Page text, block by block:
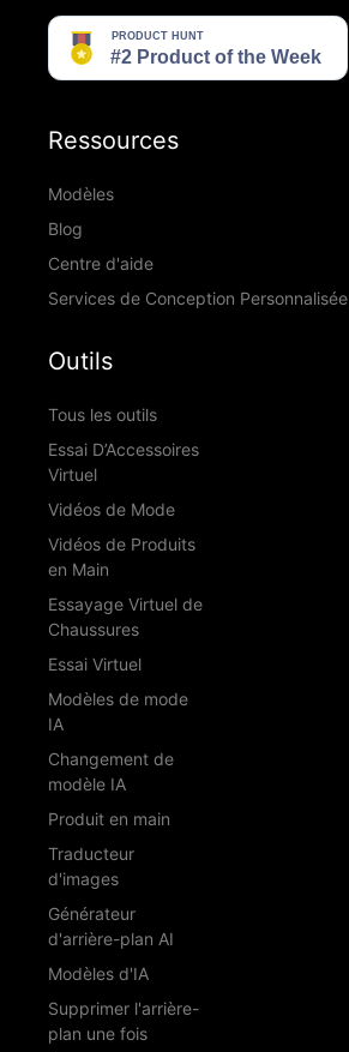
Ressources
Modèles
Blog
Centre d'aide
Services de Conception Personnalisée
Outils
Tous les outils
Essai D’Accessoires
Virtuel
Vidéos de Mode
Vidéos de Produits
en Main
Essayage Virtuel de
Chaussures
Essai Virtuel
Modèles de mode
IA
Changement de
modèle IA
Produit en main
Traducteur
d'images
Générateur
d'arrière-plan AI
Modèles d'IA
Supprimer l'arrière-
plan une fois